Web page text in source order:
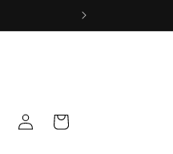
sesión
Carrito